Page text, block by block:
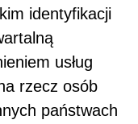
identyfikacji
usług
rzecz osób
państwach